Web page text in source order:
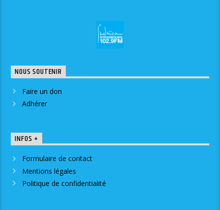
NOUS SOUTENIR
Faire un don
Adhérer
INFOS +
Formulaire de contact
Mentions légales
Politique de confidentialité